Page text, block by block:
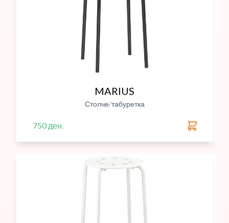
MARIUS
Столче/табуретка
750 ден.